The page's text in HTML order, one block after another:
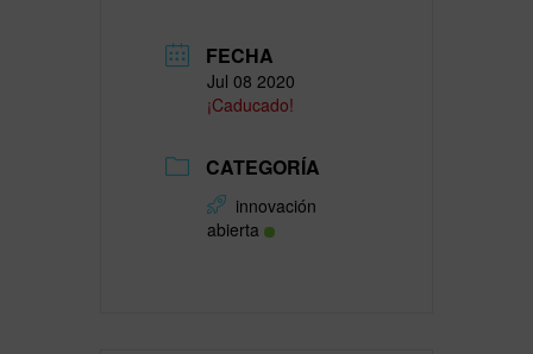
FECHA
Jul 08 2020
¡Caducado!
CATEGORÍA
innovación
abierta